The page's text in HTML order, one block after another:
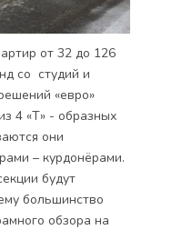
от 32 до 126
со студий и
«евро»
4 «Т» - образных
они
– курдонёрами.
будут
большинство
обзора на